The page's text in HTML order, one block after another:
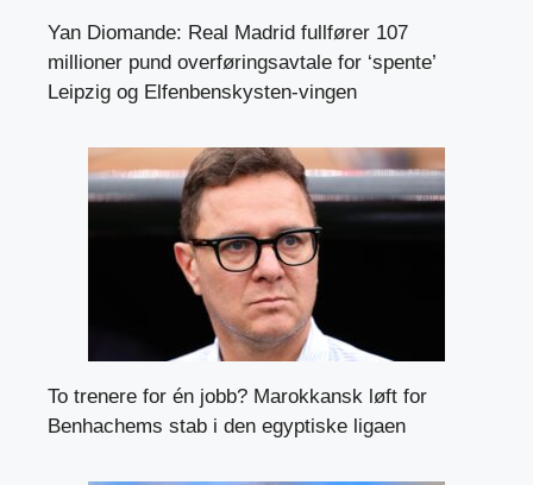
Yan Diomande: Real Madrid fullfører 107
millioner pund overføringsavtale for ‘spente’
Leipzig og Elfenbenskysten-vingen
To trenere for én jobb? Marokkansk løft for
Benhachems stab i den egyptiske ligaen